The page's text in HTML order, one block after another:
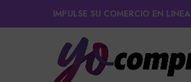
IMPULSE SU COMERCIO EN LINEA